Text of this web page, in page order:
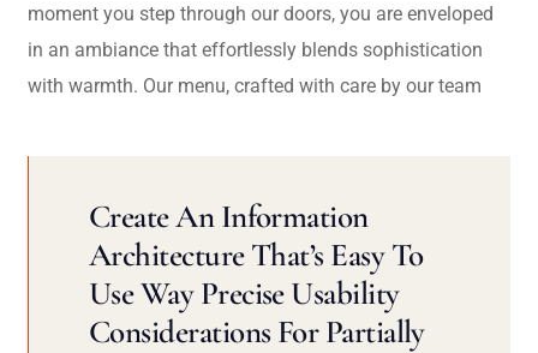
moment you step through our doors, you are enveloped
in an ambiance that effortlessly blends sophistication
with warmth. Our menu, crafted with care by our team
Create An Information
Architecture That’s Easy To
Use Way Precise Usability
Considerations For Partially